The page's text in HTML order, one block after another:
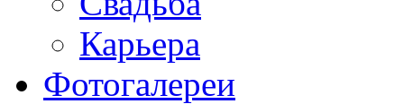
Карьера
Фотогалереи